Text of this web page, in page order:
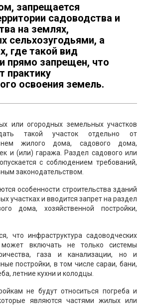
запрещается
садоводства и
на землях,
сельхозугодьями, а
где такой вид
прямо запрещен, что
практику
освоения земель.
или огородных земельных участков
такой участок отдельно от
жилого дома, садового дома,
и (или) гаража. Раздел садового или
с соблюдением требований,
законодательством.
особенности строительства зданий
участках и вводится запрет на раздел
дома, хозяйственной постройки,
что инфраструктура садоводческих
может включать не только системы
газа и канализации, но и
постройки, в том числе сараи, бани,
летние кухни и колодцы.
не будут относиться погреба и
являются частями жилых или